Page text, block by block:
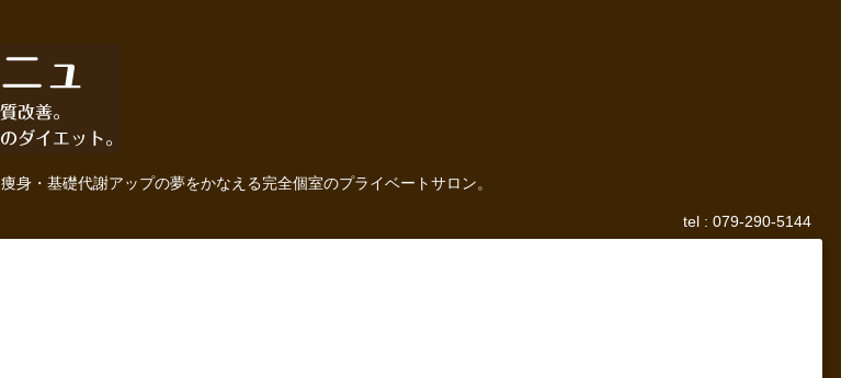
・基礎代謝アップの夢をかなえる完全個室のプライベートサロン。
tel : 079-290-5144